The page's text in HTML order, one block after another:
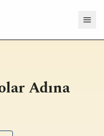
Adına